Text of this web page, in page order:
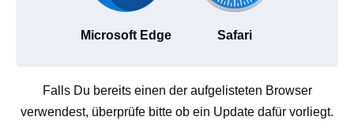
Microsoft Edge Safari
Falls Du bereits einen der aufgelisteten Browser
verwendest, überprüfe bitte ob ein Update dafür vorliegt.